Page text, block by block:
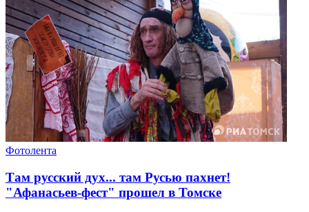
Фотолента
Там русский дух... там Русью пахнет!
"Афанасьев-фест" прошел в Томске